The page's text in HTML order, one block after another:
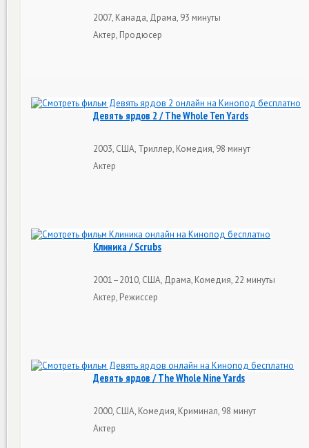
2007, Канада, Драма, 93 минуты
Актер, Продюсер
Девять ярдов 2 / The Whole Ten Yards
2003, США, Триллер, Комедия, 98 минут
Актер
Клиника / Scrubs
2001–2010, США, Драма, Комедия, 22 минуты
Актер, Режиссер
Девять ярдов / The Whole Nine Yards
2000, США, Комедия, Криминал, 98 минут
Актер